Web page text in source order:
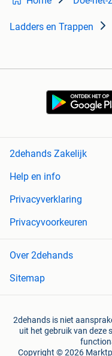
Ladders en Trappen
2dehands Zakelijk
Help en info
Privacyverklaring
Privacyvoorkeuren
Over 2dehands
Sitemap
2dehands is niet
uit het gebruik van deze
Copyright © 2026